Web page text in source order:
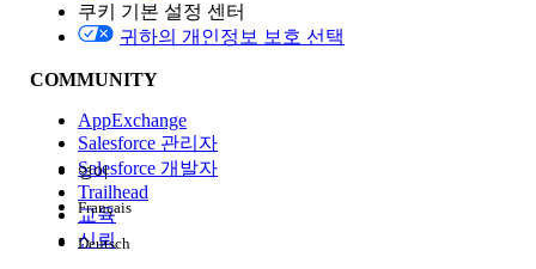
Edition
경험
쿠키 기본 설정 센터
귀하의 개인정보 보호 선택
COMMUNITY
AppExchange
Salesforce 관리자
Salesforce 개발자
Trailhead
교육
신뢰
영어
Français
Deutsch